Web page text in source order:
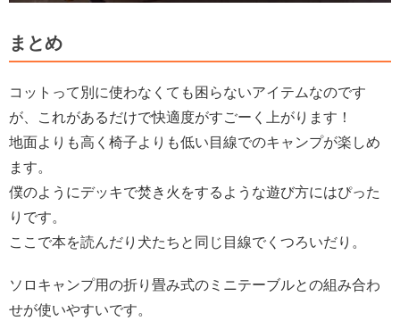
まとめ
コットって別に使わなくても困らないアイテムなのです
が、これがあるだけで快適度がすごーく上がります！
地面よりも高く椅子よりも低い目線でのキャンプが楽しめ
ます。
僕のようにデッキで焚き火をするような遊び方にはぴった
りです。
ここで本を読んだり犬たちと同じ目線でくつろいだり。
ソロキャンプ用の折り畳み式のミニテーブルとの組み合わ
せが使いやすいです。